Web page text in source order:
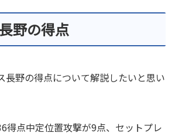
野の得点
長野の得点について解説したいと思い
得点中定位置攻撃が9点、セットプレ